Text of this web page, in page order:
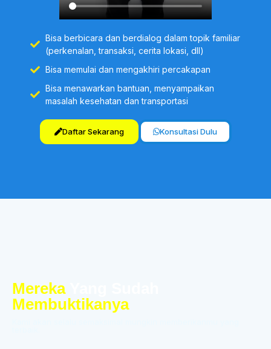
Bisa berbicara dan berdialog dalam topik familiar
(perkenalan, transaksi, cerita lokasi, dll)
Bisa memulai dan mengakhiri percakapan
Bisa menawarkan bantuan, menyampaikan
masalah kesehatan dan transportasi
Daftar Sekarang Konsultasi Dulu
MerekaYang Sudah
Membuktikanya